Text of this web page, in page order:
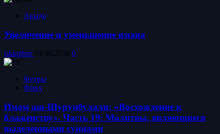
Акыда
Увеличение и уменьшение имана
islamdinr 04.08.2026 0
Фетвы
Фикх
Имам аш-Шурунбулали: «Восхождение к
блаженству». Часть 19: Молитвы, являющиеся
выделенными суннами